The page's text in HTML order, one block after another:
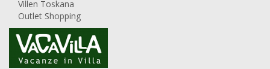
Villen Toskana
Outlet Shopping